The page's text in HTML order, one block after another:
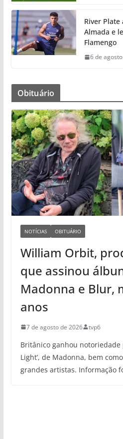
River
Almada e
Flamengo
6 de
Obituário
NOTÍCIAS OBITUÁRIO
William Orbit,
que assinou
Madonna e Blur,
anos
7 de agosto de 2026 tvp6
Britânico ganhou notoriedade
Light’, de Madonna, bem
grandes artistas. Informação